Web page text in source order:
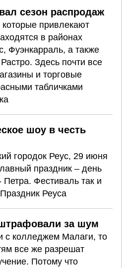
сезон распродаж
привлекают
в районах
Фуэнкарраль, а также
Здесь почти все
и торговые
табличками
шоу в честь
городок Реус, 29 июня
праздник – день
Петра. Фестиваль так и
Реуса
за шум
с колледжем Малаги, то
все же разрешат
Потому что